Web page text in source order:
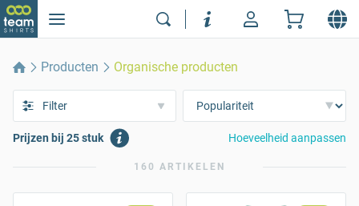
Producten Organische producten
Filter
Prijzen bij 25 stuk Hoeveelheid aanpassen
160 ARTIKELEN